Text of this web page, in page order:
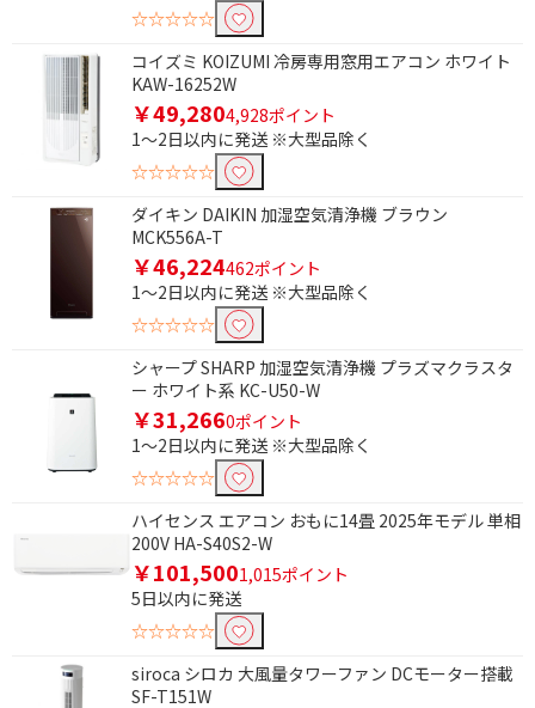
☆☆☆☆☆
コイズミ KOIZUMI 冷房専用窓用エアコン ホワイト
KAW-16252W
￥49,2804,928ポイント
1～2日以内に発送 ※大型品除く
☆☆☆☆☆
ダイキン DAIKIN 加湿空気清浄機 ブラウン
MCK556A-T
￥46,224462ポイント
1～2日以内に発送 ※大型品除く
☆☆☆☆☆
シャープ SHARP 加湿空気清浄機 プラズマクラスタ
ー ホワイト系 KC-U50-W
￥31,2660ポイント
1～2日以内に発送 ※大型品除く
☆☆☆☆☆
ハイセンス エアコン おもに14畳 2025年モデル 単相
200V HA-S40S2-W
￥101,5001,015ポイント
5日以内に発送
☆☆☆☆☆
siroca シロカ 大風量タワーファン DCモーター搭載
SF-T151W
タイマーで絞り込む
タイマーあり
電源方式で絞り込む
AC電源
羽根で絞り込む
無
自動首振り機能で絞り込む
自動首振り機能あり
チャイルドロック機能で絞り込む
有